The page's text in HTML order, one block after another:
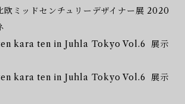
ミッドセンチュリーデザイナー展 2020
kara ten in Juhla Tokyo Vol.6 展示
kara ten in Juhla Tokyo Vol.6 展示